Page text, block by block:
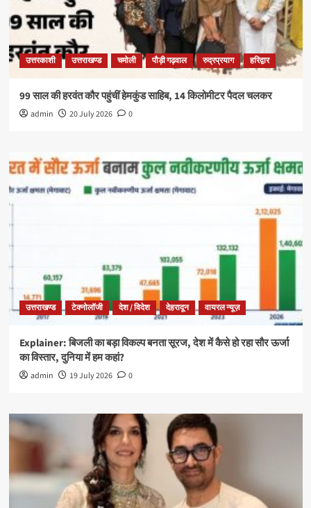
उत्तरकाशी उत्तराखण्ड चमोली पौड़ी गढ़वाल रुद्रप्रयाग हरिद्वार
99 साल की हरवंत कौर पहुंचीं हेमकुंड साहिब, 14 किलोमीटर पैदल चलकर
admin 20 July 2026 0
उत्तराखण्ड टेक्नोलॉजी देश / विदेश देहरादून वायरल न्यूज़
Explainer: बिजली का बड़ा विकल्प बनता सूरज, देश में कैसे हो रहा सौर ऊर्जा
का विस्तार, दुनिया में हम कहां?
admin 19 July 2026 0